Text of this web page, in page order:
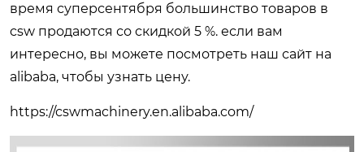
время суперсентября большинство товаров в
csw продаются со скидкой 5 %. если вам
интересно, вы можете посмотреть наш сайт на
alibaba, чтобы узнать цену.
https://cswmachinery.en.alibaba.com/